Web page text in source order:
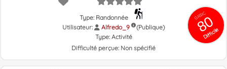
GRSIC
80
Difficile
Type: Randonnée
Utilisateur:
Alfredo_9
(Publique)
Type: Activité
Difficulté perçue: Non spécifié